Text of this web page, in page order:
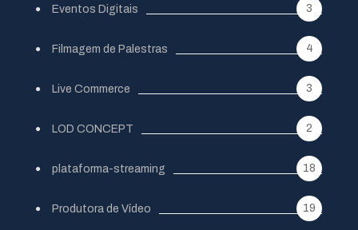
Eventos Digitais 3
Filmagem de Palestras 4
Live Commerce 3
LOD CONCEPT 2
plataforma-streaming 18
Produtora de Vídeo 19